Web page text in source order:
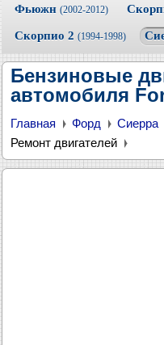
Фьюжн (2002-2012)
Скорпио 2 (1994-1998)
Бензиновые
автомобиля
Главная Форд Сиерра
Ремонт двигателей